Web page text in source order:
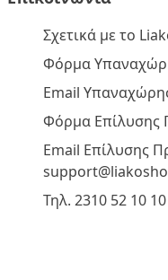
Σχετικά με το
Φόρμα
Email
Φόρμα Επίλυσης
Email Επίλυσης
Τηλ. 2310 52 10 10